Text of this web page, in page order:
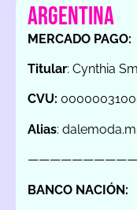
ARGENTINA
MERCADO PAGO:
Titular: Cynthia
CVU:
Alias:
BANCO NACIÓN: